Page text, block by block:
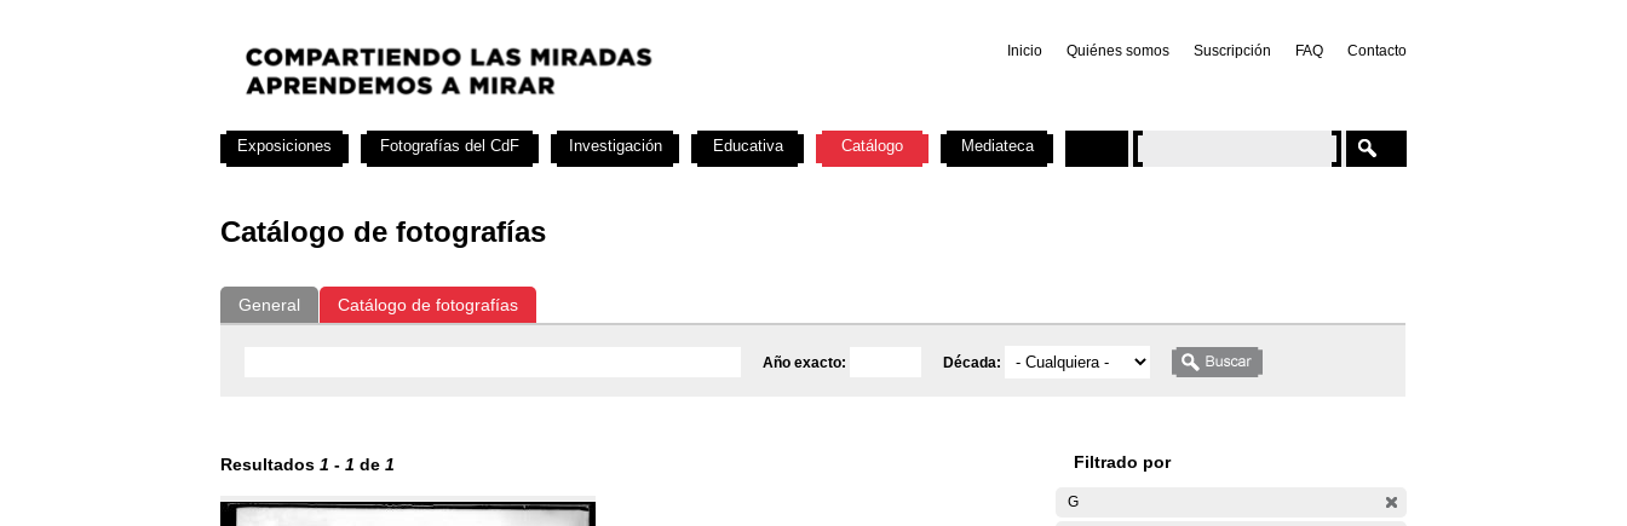
Inicio Quiénes somos Suscripción FAQ Contacto
Catálogo de fotografías
General Catálogo de fotografías
Año exacto: Década:
Resultados 1 - 1 de 1 Filtrado por
G
Exposiciones Fotografías del CdF Investigación Educativa Catálogo Mediateca